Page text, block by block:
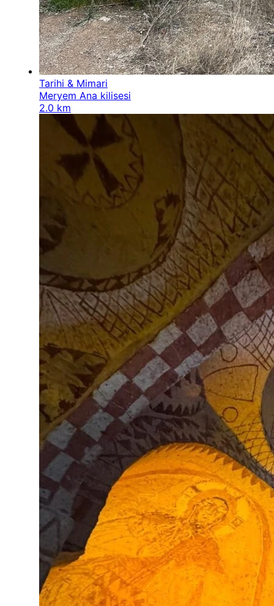
Tarihi & Mimari
Meryem Ana kilisesi
2.0 km